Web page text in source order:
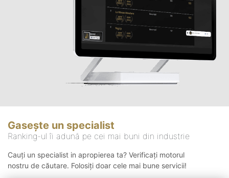
Gasește un specialist
Ranking-ul îi adună pe cei mai buni din industrie
Cauți un specialist in apropierea ta? Verificați motorul
nostru de căutare. Folosiți doar cele mai bune servicii!